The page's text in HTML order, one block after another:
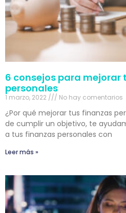
6 consejos para mejorar
personales
1 marzo, 2022 No hay comentarios
¿Por qué mejorar tus finanzas
de cumplir un objetivo, te
a tus finanzas personales con
Leer más »